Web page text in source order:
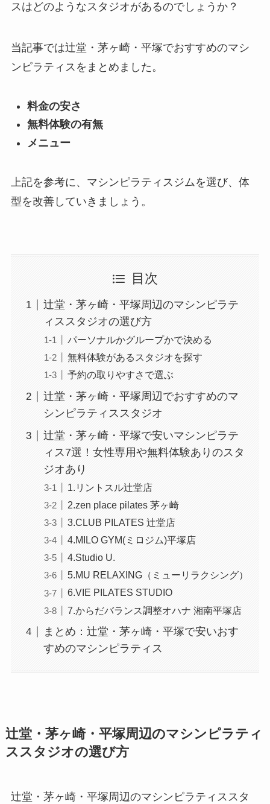
スはどのようなスタジオがあるのでしょうか？
当記事では辻堂・茅ヶ崎・平塚でおすすめのマシ
ンピラティスをまとめました。
料金の安さ
無料体験の有無
メニュー
上記を参考に、マシンピラティスジムを選び、体
型を改善していきましょう。
目次
辻堂・茅ヶ崎・平塚周辺のマシンピラテ
ィススタジオの選び方
パーソナルかグループかで決める
無料体験があるスタジオを探す
予約の取りやすさで選ぶ
辻堂・茅ヶ崎・平塚周辺でおすすめのマ
シンピラティススタジオ
辻堂・茅ヶ崎・平塚で安いマシンピラテ
ィス7選！女性専用や無料体験ありのスタ
ジオあり
1.リントスル辻堂店
2.zen place pilates 茅ヶ崎
3.CLUB PILATES 辻堂店
4.MILO GYM(ミロジム)平塚店
4.Studio U.
5.MU RELAXING（ミューリラクシング）
6.VIE PILATES STUDIO
7.からだバランス調整オハナ 湘南平塚店
まとめ：辻堂・茅ヶ崎・平塚で安いおす
すめのマシンピラティス
辻堂・茅ヶ崎・平塚周辺のマシンピラティ
ススタジオの選び方
辻堂・茅ヶ崎・平塚周辺のマシンピラティススタ